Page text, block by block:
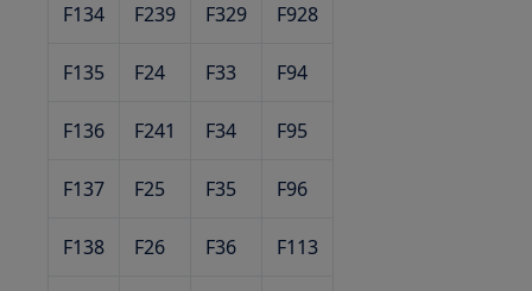
F134 F239 F329 F928
F135 F24 F33 F94
F136 F241 F34 F95
F137 F25 F35 F96
F138 F26 F36 F113